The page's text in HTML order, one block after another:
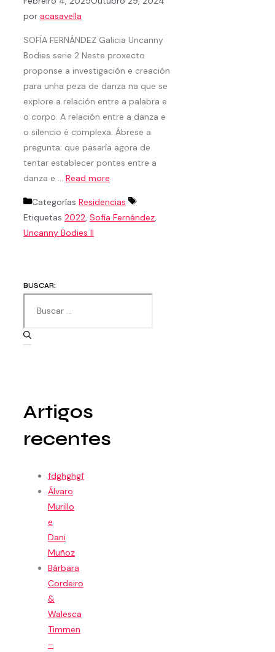
por acasavella
SOFÍA FERNÁNDEZ Galicia Uncanny
Bodies serie 2 Neste proxecto
proponse a investigación e creación
para unha peza de danza na que se
explore a relación entre a palabra e
o corpo. A relación entre a danza e
o silencio é complexa. Ábrese a
pregunta: que pasaría agora de
tentar establecer pontes entre a
danza e … Read more
Categorías Residencias
Etiquetas 2022, Sofía Fernández,
Uncanny Bodies II
BUSCAR:
Artigos
recentes
fdghghgf
Álvaro
Murillo
e
Dani
Muñoz
Bárbara
Cordeiro
&
Walesca
Timmen
–